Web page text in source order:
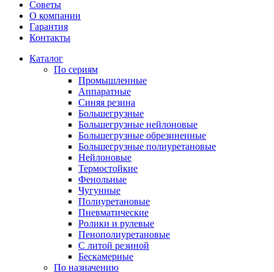
Советы
О компании
Гарантия
Контакты
Каталог
По сериям
Промышленные
Аппаратные
Синяя резина
Большегрузные
Большегрузные нейлоновые
Большегрузные обрезиненные
Большегрузные полиуретановые
Нейлоновые
Термостойкие
Фенольные
Чугунные
Полиуретановые
Пневматические
Ролики и рулевые
Пенополиуретановые
С литой резиной
Бескамерные
По назначению